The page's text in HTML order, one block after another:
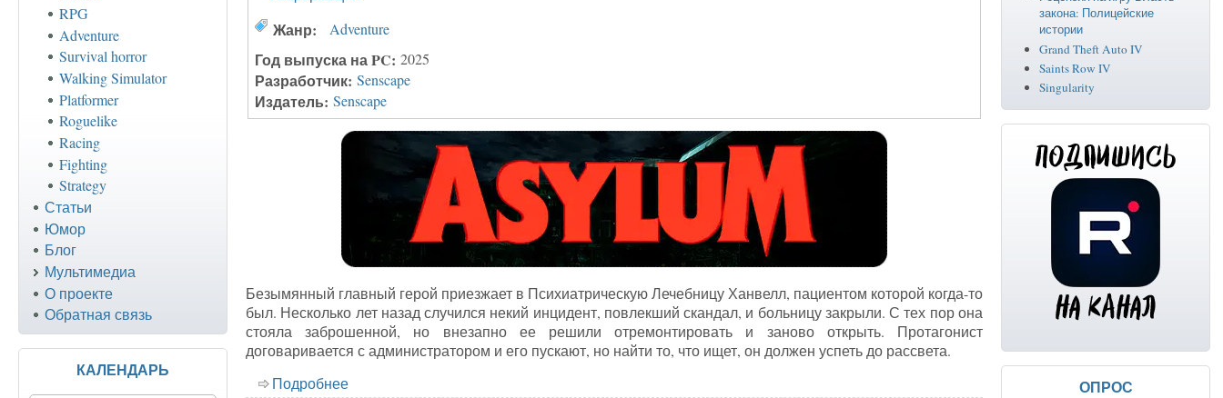
Жанр: Adventure
Год выпуска на PC: 2025
Разработчик: Senscape
Издатель: Senscape
Безымянный главный герой приезжает в Психиатрическую Лечебницу Ханвелл, пациентом которой когда-то
был. Несколько лет назад случился некий инцидент, повлекший скандал, и больницу закрыли. С тех пор она
стояла заброшенной, но внезапно ее решили отремонтировать и заново открыть. Протагонист
договаривается с администратором и его пускают, но найти то, что ищет, он должен успеть до рассвета.
Подробнее
RPG
Adventure
Survival horror
Walking Simulator
Platformer
Roguelike
Racing
Fighting
Strategy
Статьи
Юмор
Блог
Мультимедиа
О проекте
Обратная связь
КАЛЕНДАРЬ
закона: Полицейские
истории
Grand Theft Auto IV
Saints Row IV
Singularity
ОПРОС